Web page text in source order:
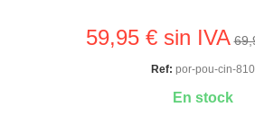
59,95 € sin IVA
Ref: por-pou-cin-810
En stock